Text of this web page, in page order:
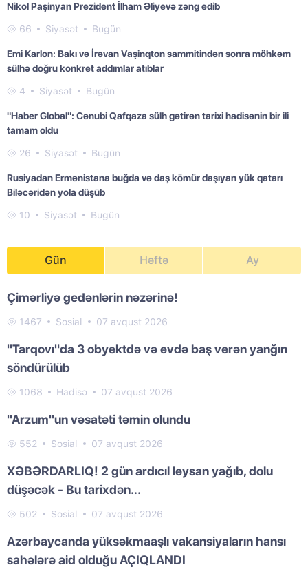
Nikol Paşinyan Prezident İlham Əliyevə zəng edib
66 Siyasət Bugün
Emi Karlon: Bakı və İrəvan Vaşinqton sammitindən sonra möhkəm
sülhə doğru konkret addımlar atıblar
4 Siyasət Bugün
"Haber Global": Cənubi Qafqaza sülh gətirən tarixi hadisənin bir ili
tamam oldu
26 Siyasət Bugün
Rusiyadan Ermənistana buğda və daş kömür daşıyan yük qatarı
Biləcəridən yola düşüb
10 Siyasət Bugün
Gün Həftə Ay
Çimərliyə gedənlərin nəzərinə!
1467 Sosial 07 avqust 2026
"Tarqovı"da 3 obyektdə və evdə baş verən yanğın
söndürülüb
1068 Hadisə 07 avqust 2026
"Arzum"un vəsatəti təmin olundu
552 Sosial 07 avqust 2026
XƏBƏRDARLIQ! 2 gün ardıcıl leysan yağıb, dolu
düşəcək - Bu tarixdən...
502 Sosial 07 avqust 2026
Azərbaycanda yüksəkmaaşlı vakansiyaların hansı
sahələrə aid olduğu AÇIQLANDI